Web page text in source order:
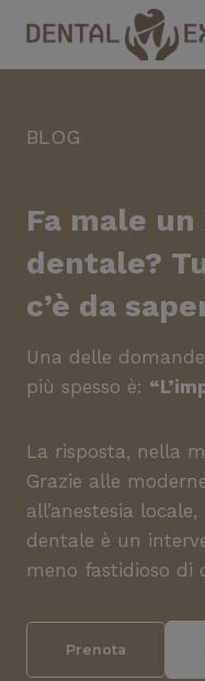
contenuto
BLOG
Fa male
dentale?
c’è da
Una delle
più spesso è:
La risposta, nella
Grazie alle
all’anestesia
dentale è un
meno fastidioso di
Prenota